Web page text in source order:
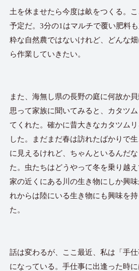
土を休ませたら今度は畝をつくる。
予定だ。3分の1はマルチで覆い肥料
粋な自然農ではないけれど、どんな
ら作業していきたい。
また、海無し県の長野の庭に何故か
思って家族に聞いてみると、カタツ
てくれた。確かに昔大きなカタツム
した。まだまだ春は訪れたばかりで
に見えるけれど、ちゃんといるんだ
た。虫たちはどうやって冬を乗り越
家の近くにある川の生き物にしか興
れからは陸にいる生き物にも興味を
た。
話は変わるが、ここ最近、私は「手
になっている。手仕事に出逢った時